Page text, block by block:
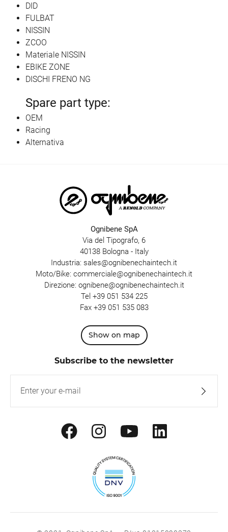
DID
FULBAT
NISSIN
ZCOO
Materiale NISSIN
EBIKE ZONE
DISCHI FRENO NG
Spare part type:
OEM
Racing
Alternativa
Ognibene SpA
Via del Tipografo, 6
40138 Bologna - Italy
Industria: sales@ognibenechaintech.it
Moto/Bike: commerciale@ognibenechaintech.it
Direzione: ognibene@ognibenechaintech.it
Tel +39 051 534 225
Fax +39 051 535 083
Show on map
Subscribe to the newsletter